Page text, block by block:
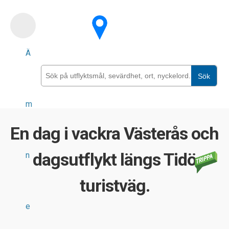
Ä
m
n
e
Sök
En dag i vackra Västerås och
dagsutflykt längs Tidö
turistväg.